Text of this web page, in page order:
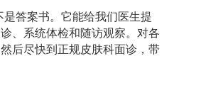
答案书。它能给我们医生提
、系统体检和随访观察。对各
后尽快到正规皮肤科面诊，带